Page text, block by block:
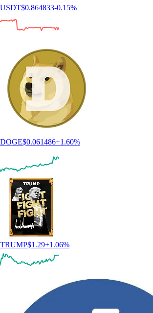
USDT$0.864833-0.15%
DOGE$0.061486+1.60%
TRUMP$1.29+1.06%